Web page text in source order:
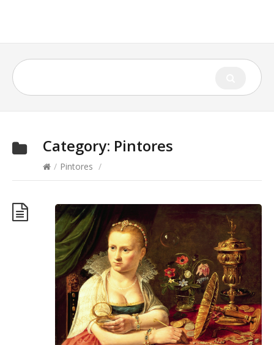
Category: Pintores
/ Pintores /